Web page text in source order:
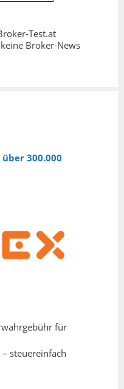
Test.at
Broker-News
300.000
für
steuereinfach